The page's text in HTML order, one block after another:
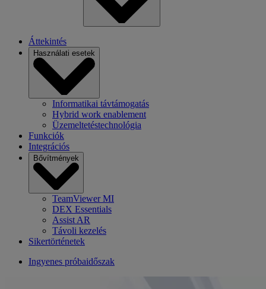
Áttekintés
Használati esetek
Informatikai távtámogatás
Hybrid work enablement
Üzemeltetéstechnológia
Funkciók
Integrációs
Bővítmények
TeamViewer MI
DEX Essentials
Assist AR
Távoli kezelés
Sikertörténetek
Ingyenes próbaidőszak